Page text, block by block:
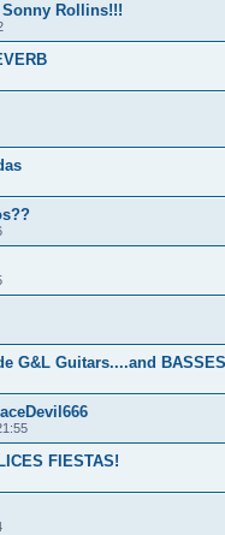
Rollins!!!
G&L Guitars....and BASSES
FIESTAS!